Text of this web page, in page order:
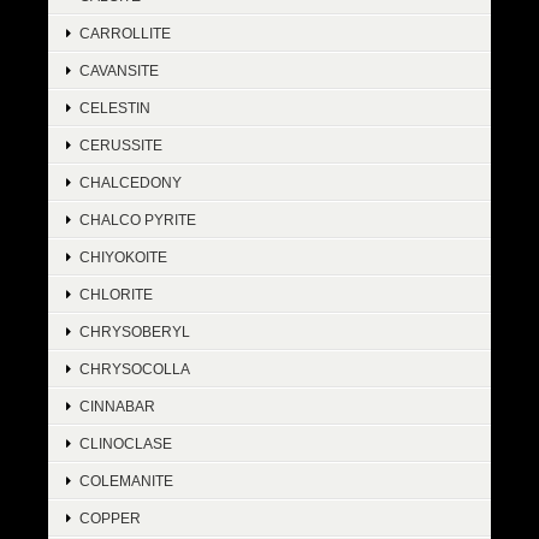
CARROLLITE
CAVANSITE
CELESTIN
CERUSSITE
CHALCEDONY
CHALCO PYRITE
CHIYOKOITE
CHLORITE
CHRYSOBERYL
CHRYSOCOLLA
CINNABAR
CLINOCLASE
COLEMANITE
COPPER